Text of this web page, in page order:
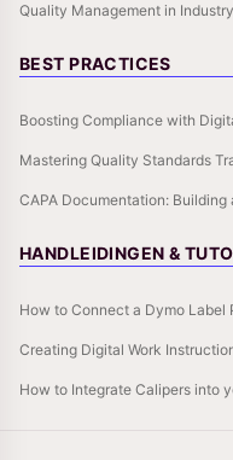
Quality Management in
BEST PRACTICES
Boosting Compliance with
Mastering Quality Standards
CAPA Documentation: Building
HANDLEIDINGEN &
How to Connect a Dymo Label
Creating Digital Work
How to Integrate Calipers into